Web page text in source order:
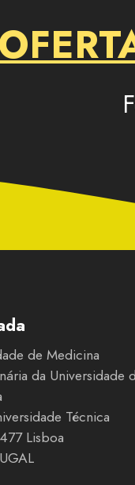
de Medicina
da Universidade
Técnica
Lisboa